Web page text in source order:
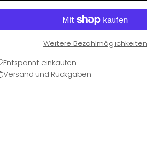
Weitere Bezahlmöglichkeiten
Entspannt einkaufen
Versand und Rückgaben